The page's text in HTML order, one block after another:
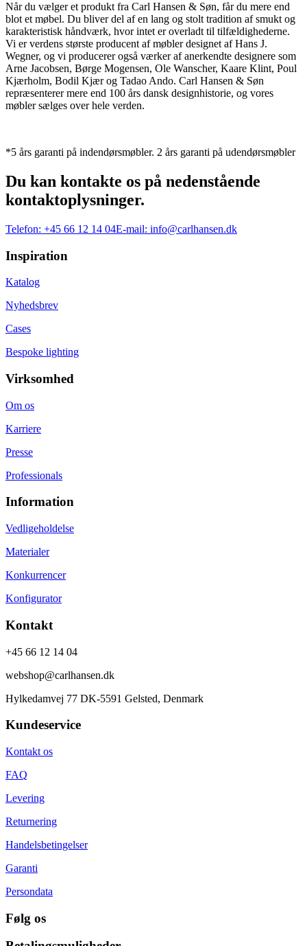
Når du vælger et produkt fra Carl Hansen & Søn, får du mere end
blot et møbel. Du bliver del af en lang og stolt tradition af smukt og
karakteristisk håndværk, hvor intet er overladt til tilfældighederne.
Vi er verdens største producent af møbler designet af Hans J.
Wegner, og vi producerer også værker af anerkendte designere som
Arne Jacobsen, Børge Mogensen, Ole Wanscher, Kaare Klint, Poul
Kjærholm, Bodil Kjær og Tadao Ando. Carl Hansen & Søn
repræsenterer mere end 100 års dansk designhistorie, og vores
møbler sælges over hele verden.
*5 års garanti på indendørsmøbler. 2 års garanti på udendørsmøbler
Du kan kontakte os på nedenstående
kontaktoplysninger.
Telefon: +45 66 12 14 04E-mail: info@carlhansen.dk
Inspiration
Katalog
Nyhedsbrev
Cases
Bespoke lighting
Virksomhed
Om os
Karriere
Presse
Professionals
Information
Vedligeholdelse
Materialer
Konkurrencer
Konfigurator
Kontakt
+45 66 12 14 04
webshop@carlhansen.dk
Hylkedamvej 77 DK-5591 Gelsted, Denmark
Kundeservice
Kontakt os
FAQ
Levering
Returnering
Handelsbetingelser
Garanti
Persondata
Følg os